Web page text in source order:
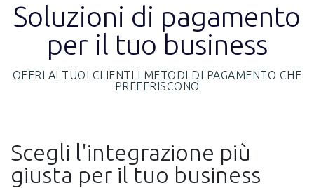
Soluzioni di pagamento
per il tuo business
OFFRI AI TUOI CLIENTI I METODI DI PAGAMENTO CHE
PREFERISCONO
Scegli l'integrazione più
giusta per il tuo business